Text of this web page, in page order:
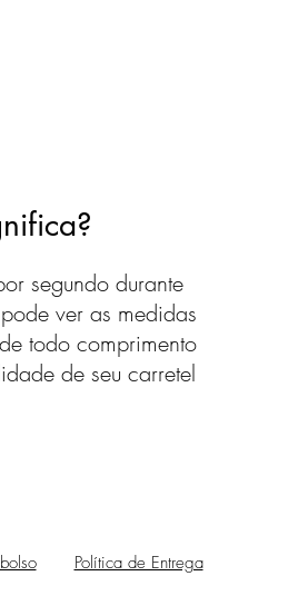
segundo durante
ver as medidas
todo comprimento
de seu carretel
Política de Entrega